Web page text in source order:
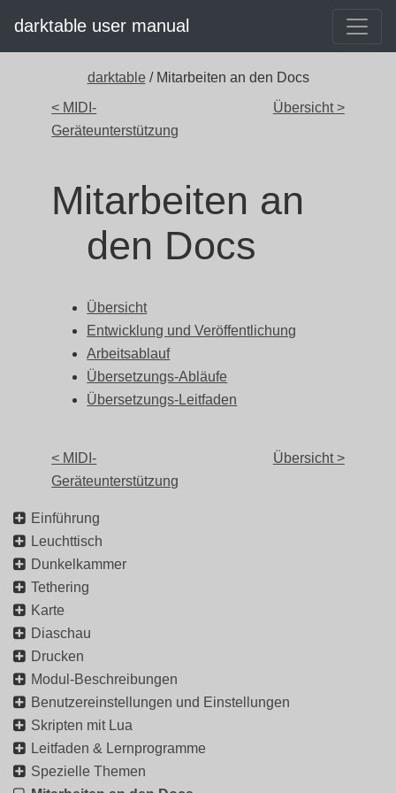
darktable user manual
darktable / Mitarbeiten an den Docs
< MIDI-
Geräteunterstützung
Übersicht >
Mitarbeiten an
den Docs
Übersicht
Entwicklung und Veröffentlichung
Arbeitsablauf
Übersetzungs-Abläufe
Übersetzungs-Leitfaden
< MIDI-
Geräteunterstützung
Übersicht >
Einführung
Leuchttisch
Dunkelkammer
Tethering
Karte
Diaschau
Drucken
Modul-Beschreibungen
Benutzereinstellungen und Einstellungen
Skripten mit Lua
Leitfaden & Lernprogramme
Spezielle Themen